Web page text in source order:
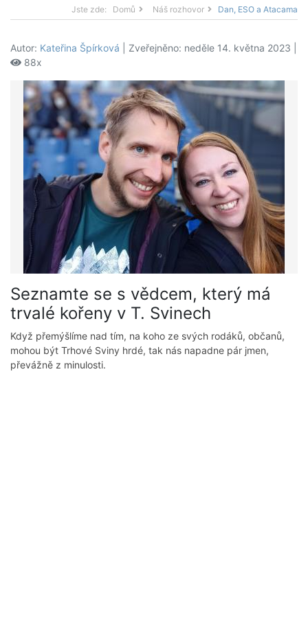
Jste zde: Domů Náš rozhovor Dan, ESO a Atacama
Autor: Kateřina Špírková | Zveřejněno: neděle 14. května 2023 |
88x
Seznamte se s vědcem, který má
trvalé kořeny v T. Svinech
Když přemýšlíme nad tím, na koho ze svých rodáků, občanů,
mohou být Trhové Sviny hrdé, tak nás napadne pár jmen,
převážně z minulosti.